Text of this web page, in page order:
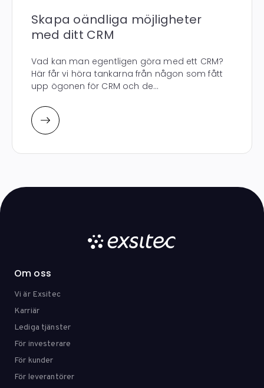
Skapa oändliga möjligheter
med ditt CRM
Vad kan man egentligen göra med ett CRM?
Här får vi höra tankarna från någon som fått
upp ögonen för CRM och de...
Om oss
Vi är Exsitec
Karriär
Lediga tjänster
För investerare
För kunder
För leverantörer